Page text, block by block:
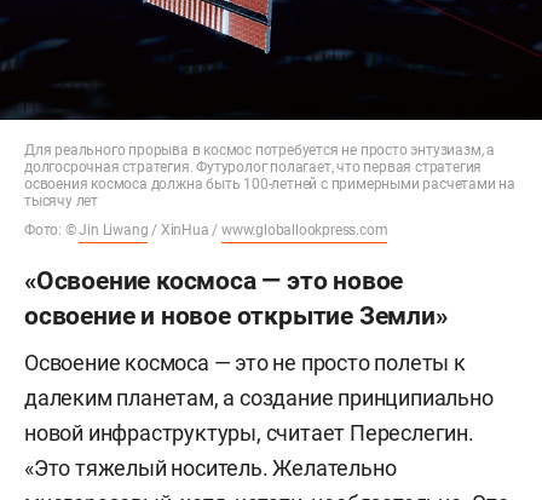
Для реального прорыва в космос потребуется не просто энтузиазм, а
долгосрочная стратегия. Футуролог полагает, что первая стратегия
освоения космоса должна быть 100-летней с примерными расчетами на
тысячу лет
Фото: ©Jin Liwang / XinHua /www.globallookpress.com
«Освоение космоса — это новое
освоение и новое открытие Земли»
Освоение космоса — это не просто полеты к
далеким планетам, а создание принципиально
новой инфраструктуры, считает Переслегин.
«Это тяжелый носитель. Желательно